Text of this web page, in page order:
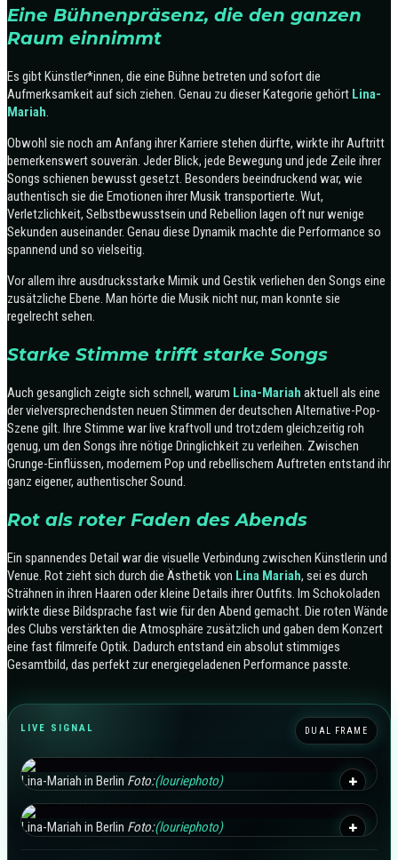
Eine Bühnenpräsenz, die den ganzen
Raum einnimmt
Es gibt Künstler*innen, die eine Bühne betreten und sofort die
Aufmerksamkeit auf sich ziehen. Genau zu dieser Kategorie gehört Lina-
Mariah.
Obwohl sie noch am Anfang ihrer Karriere stehen dürfte, wirkte ihr Auftritt
bemerkenswert souverän. Jeder Blick, jede Bewegung und jede Zeile ihrer
Songs schienen bewusst gesetzt. Besonders beeindruckend war, wie
authentisch sie die Emotionen ihrer Musik transportierte. Wut,
Verletzlichkeit, Selbstbewusstsein und Rebellion lagen oft nur wenige
Sekunden auseinander. Genau diese Dynamik machte die Performance so
spannend und so vielseitig.
Vor allem ihre ausdrucksstarke Mimik und Gestik verliehen den Songs eine
zusätzliche Ebene. Man hörte die Musik nicht nur, man konnte sie
regelrecht sehen.
Starke Stimme trifft starke Songs
Auch gesanglich zeigte sich schnell, warum Lina-Mariah aktuell als eine
der vielversprechendsten neuen Stimmen der deutschen Alternative-Pop-
Szene gilt. Ihre Stimme war live kraftvoll und trotzdem gleichzeitig roh
genug, um den Songs ihre nötige Dringlichkeit zu verleihen. Zwischen
Grunge-Einflüssen, modernem Pop und rebellischem Auftreten entstand ihr
ganz eigener, authentischer Sound.
Rot als roter Faden des Abends
Ein spannendes Detail war die visuelle Verbindung zwischen Künstlerin und
Venue. Rot zieht sich durch die Ästhetik von Lina Mariah, sei es durch
Strähnen in ihren Haaren oder kleine Details ihrer Outfits. Im Schokoladen
wirkte diese Bildsprache fast wie für den Abend gemacht. Die roten Wände
des Clubs verstärkten die Atmosphäre zusätzlich und gaben dem Konzert
eine fast filmreife Optik. Dadurch entstand ein absolut stimmiges
Gesamtbild, das perfekt zur energiegeladenen Performance passte.
LIVE SIGNAL DUAL FRAME
+
Lina-Mariah in Berlin Foto:(louriephoto)
+
Lina-Mariah in Berlin Foto:(louriephoto)